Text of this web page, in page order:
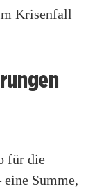
Krisenfall
für die
Summe,